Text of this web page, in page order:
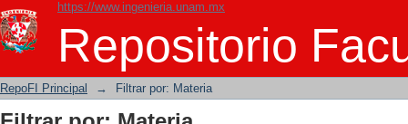
https://www.ingenieria.unam.mx
Repositorio
Filtrar por: Materia
RepoFI Principal → Filtrar por: Materia